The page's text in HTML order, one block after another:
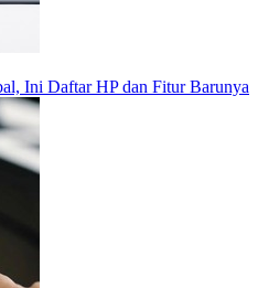
Ini Daftar HP dan Fitur Barunya